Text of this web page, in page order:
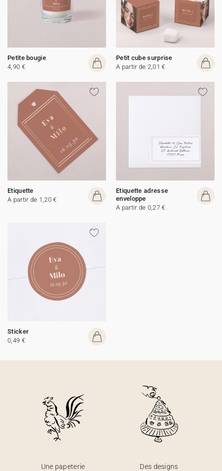
Petite bougie
4,90 €
Petit cube surprise
A partir de 2,01 €
Etiquette
A partir de 1,20 €
Etiquette adresse
enveloppe
A partir de 0,27 €
Sticker
0,49 €
Une papeterie
Des designs